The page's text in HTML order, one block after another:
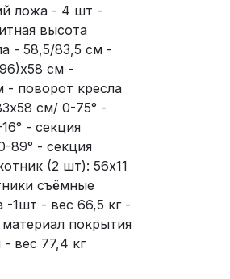
ложа - 4 шт -
высота
- 58,5/83,5 см -
см -
- поворот кресла
см/ 0-75° -
- секция
89° - секция
(2 шт): 56х11
съёмные
1шт - вес 66,5 кг -
материал покрытия
вес 77,4 кг